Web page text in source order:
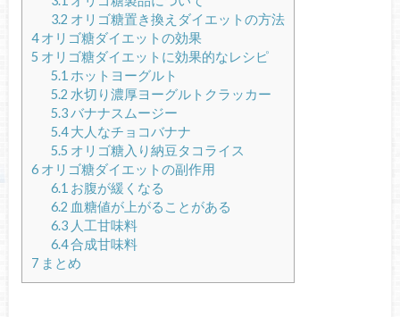
3.2 オリゴ糖置き換えダイエットの方法
4オリゴ糖ダイエットの効果
5 オリゴ糖ダイエットに効果的なレシピ
5.1 ホットヨーグルト
5.2 水切り濃厚ヨーグルトクラッカー
5.3バナナスムージー
5.4大人なチョコバナナ
5.5 オリゴ糖入り納豆タコライス
6オリゴ糖ダイエットの副作用
6.1 お腹が緩くなる
6.2 血糖値が上がることがある
6.3人工甘味料
6.4合成甘味料
7まとめ